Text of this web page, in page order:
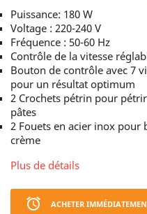
Puissance: 180 W
Voltage : 220-240 V
Fréquence : 50-60 Hz
Contrôle de la vitesse
Bouton de contrôle avec 7
pour un résultat optimum
2 Crochets pétrin pour
pâtes
2 Fouets en acier inox
crème
Plus de détails
access_alarm ACHETER